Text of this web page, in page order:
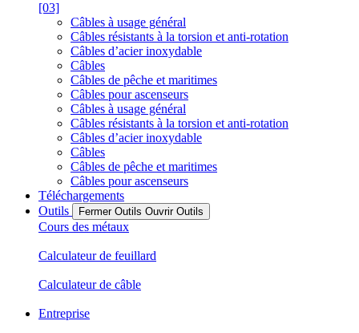
[03]
Câbles à usage général
Câbles résistants à la torsion et anti-rotation
Câbles d’acier inoxydable
Câbles
Câbles de pêche et maritimes
Câbles pour ascenseurs
Câbles à usage général
Câbles résistants à la torsion et anti-rotation
Câbles d’acier inoxydable
Câbles
Câbles de pêche et maritimes
Câbles pour ascenseurs
Téléchargements
Outils
Fermer Outils Ouvrir Outils
Cours des métaux
Calculateur de feuillard
Calculateur de câble
Entreprise